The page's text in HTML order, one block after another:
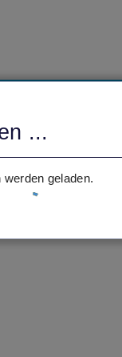
...
geladen.